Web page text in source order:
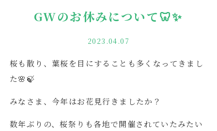
GWのお休みについて🦷✨
2023.04.07
桜も散り、葉桜を目にすることも多くなってきまし
た🌸🍃
みなさま、今年はお花見行きましたか？
数年ぶりの、桜祭りも各地で開催されていたみたい